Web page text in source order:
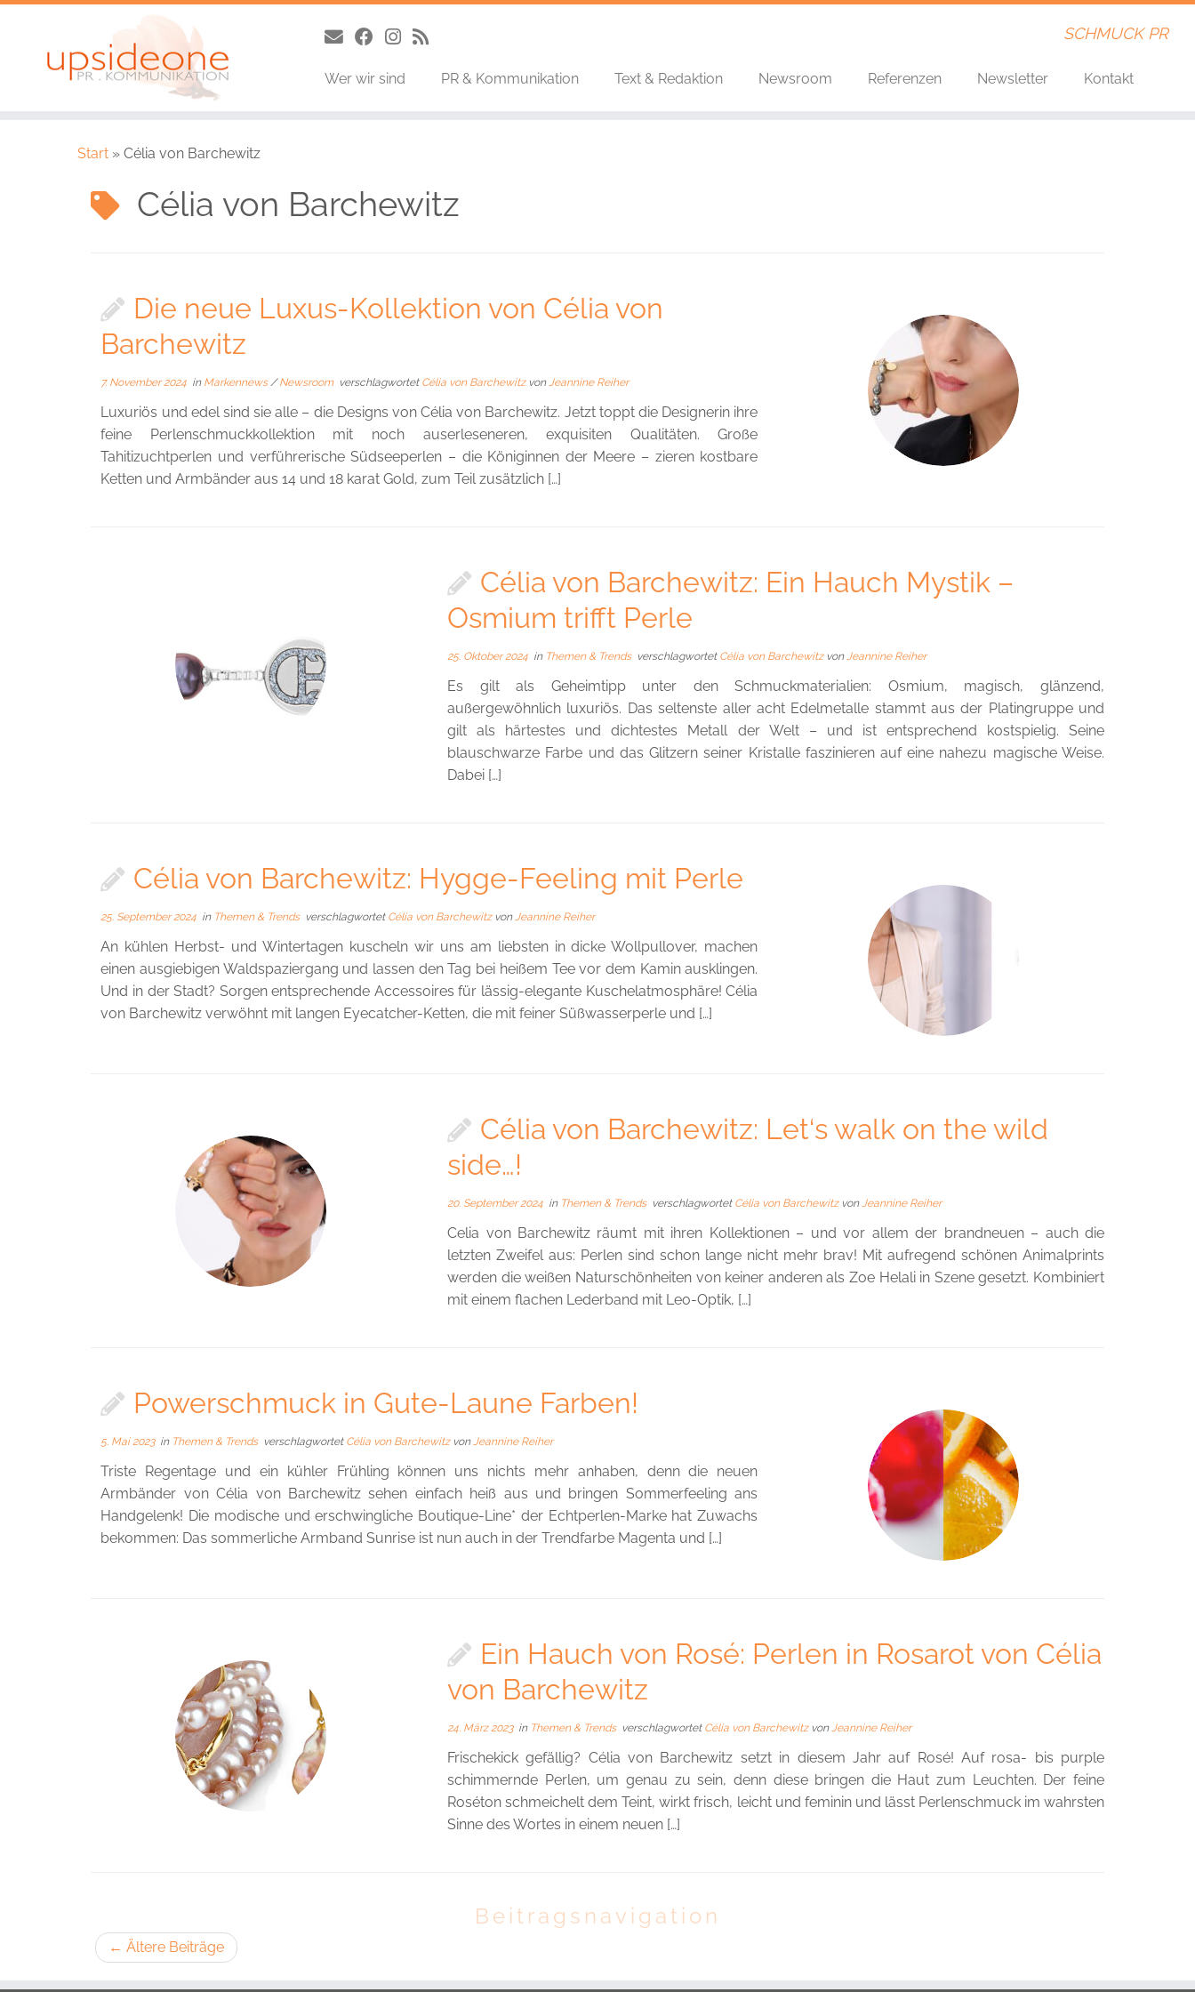
SCHMUCK PR
Wer wir sind PR & Kommunikation Text & Redaktion Newsroom Referenzen Newsletter Kontakt
Start » Célia von Barchewitz
Célia von Barchewitz
Die neue Luxus-Kollektion von Célia von
Barchewitz
7. November 2024 in Markennews/Newsroom verschlagwortet Célia von Barchewitz vonJeannine Reiher
Luxuriös und edel sind sie alle – die Designs von Célia von Barchewitz. Jetzt toppt die Designerin ihre
feine Perlenschmuckkollektion mit noch auserleseneren, exquisiten Qualitäten. Große
Tahitizuchtperlen und verführerische Südseeperlen – die Königinnen der Meere – zieren kostbare
Ketten und Armbänder aus 14 und 18 karat Gold, zum Teil zusätzlich […]
Célia von Barchewitz: Ein Hauch Mystik –
Osmium trifft Perle
25. Oktober 2024 in Themen & Trends verschlagwortet Célia von Barchewitz vonJeannine Reiher
Es gilt als Geheimtipp unter den Schmuckmaterialien: Osmium, magisch, glänzend,
außergewöhnlich luxuriös. Das seltenste aller acht Edelmetalle stammt aus der Platingruppe und
gilt als härtestes und dichtestes Metall der Welt – und ist entsprechend kostspielig. Seine
blauschwarze Farbe und das Glitzern seiner Kristalle faszinieren auf eine nahezu magische Weise.
Dabei […]
Célia von Barchewitz: Hygge-Feeling mit Perle
25. September 2024 in Themen & Trends verschlagwortet Célia von Barchewitz vonJeannine Reiher
An kühlen Herbst- und Wintertagen kuscheln wir uns am liebsten in dicke Wollpullover, machen
einen ausgiebigen Waldspaziergang und lassen den Tag bei heißem Tee vor dem Kamin ausklingen.
Und in der Stadt? Sorgen entsprechende Accessoires für lässig-elegante Kuschelatmosphäre! Célia
von Barchewitz verwöhnt mit langen Eyecatcher-Ketten, die mit feiner Süßwasserperle und […]
Célia von Barchewitz: Let‘s walk on the wild
side…!
20. September 2024 in Themen & Trends verschlagwortet Célia von Barchewitz vonJeannine Reiher
Celia von Barchewitz räumt mit ihren Kollektionen – und vor allem der brandneuen – auch die
letzten Zweifel aus: Perlen sind schon lange nicht mehr brav! Mit aufregend schönen Animalprints
werden die weißen Naturschönheiten von keiner anderen als Zoe Helali in Szene gesetzt. Kombiniert
mit einem flachen Lederband mit Leo-Optik, […]
Powerschmuck in Gute-Laune Farben!
5. Mai 2023in Themen & Trends verschlagwortet Célia von Barchewitz vonJeannine Reiher
Triste Regentage und ein kühler Frühling können uns nichts mehr anhaben, denn die neuen
Armbänder von Célia von Barchewitz sehen einfach heiß aus und bringen Sommerfeeling ans
Handgelenk! Die modische und erschwingliche Boutique-Line* der Echtperlen-Marke hat Zuwachs
bekommen: Das sommerliche Armband Sunrise ist nun auch in der Trendfarbe Magenta und […]
Ein Hauch von Rosé: Perlen in Rosarot von Célia
von Barchewitz
24. März 2023in Themen & Trends verschlagwortet Célia von Barchewitz vonJeannine Reiher
Frischekick gefällig? Célia von Barchewitz setzt in diesem Jahr auf Rosé! Auf rosa- bis purple
schimmernde Perlen, um genau zu sein, denn diese bringen die Haut zum Leuchten. Der feine
Roséton schmeichelt dem Teint, wirkt frisch, leicht und feminin und lässt Perlenschmuck im wahrsten
Sinne des Wortes in einem neuen […]
Beitragsnavigation
← Ältere Beiträge